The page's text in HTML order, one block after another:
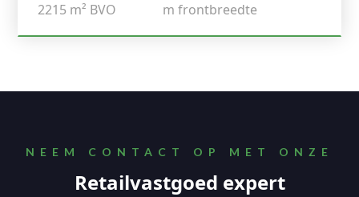
2215 m² BVO m frontbreedte
NEEM CONTACT OP MET ONZE
Retailvastgoed expert